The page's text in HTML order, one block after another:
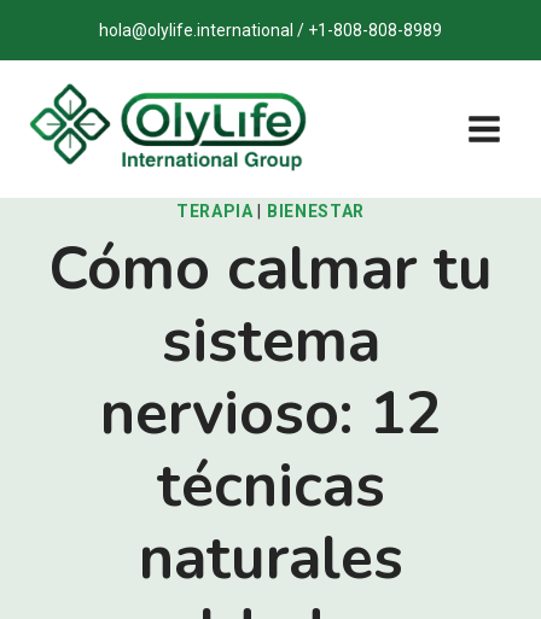
al
contenido
hola@olylife.international / +1-808-808-8989
TERAPIA BIENESTAR
Cómo calmar tu
sistema
nervioso: 12
técnicas
naturales